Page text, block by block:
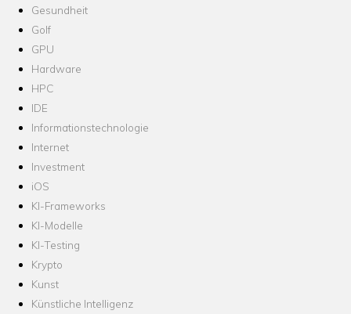
Gesundheit
Golf
GPU
Hardware
HPC
IDE
Informationstechnologie
Internet
Investment
iOS
KI-Frameworks
KI-Modelle
KI-Testing
Krypto
Kunst
Künstliche Intelligenz